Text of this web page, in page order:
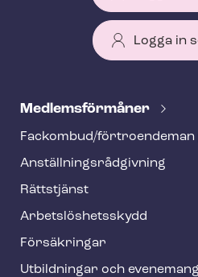
Logga in
e
f
o
o
t
e
Med­lems­för­må­ner
Fackombud/
An­ställ­nings­råd­giv­ning
Rättstjänst
Ar­bets­lös­hets­skydd
Försäkringar
Utbildningar och evenemang